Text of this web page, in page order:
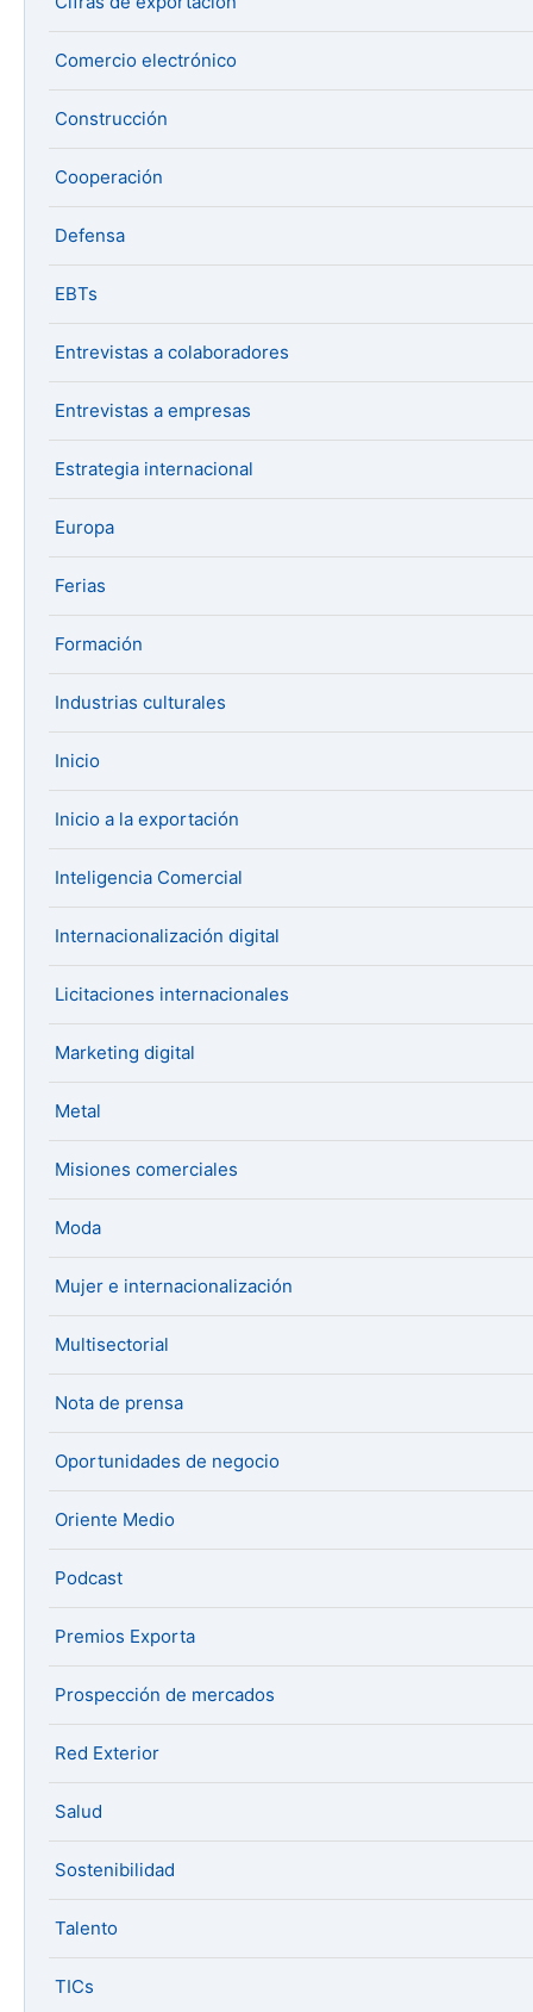
Comercio electrónico
Construcción
Cooperación
Defensa
EBTs
Entrevistas a colaboradores
Entrevistas a empresas
Estrategia internacional
Europa
Ferias
Formación
Industrias culturales
Inicio
Inicio a la exportación
Inteligencia Comercial
Internacionalización digital
Licitaciones internacionales
Marketing digital
Metal
Misiones comerciales
Moda
Mujer e internacionalización
Multisectorial
Nota de prensa
Oportunidades de negocio
Oriente Medio
Podcast
Premios Exporta
Prospección de mercados
Red Exterior
Salud
Sostenibilidad
Talento
TICs